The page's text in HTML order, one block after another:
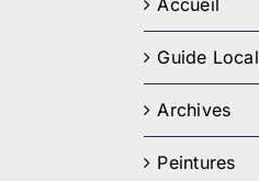
Accueil
Guide Local
Archives
Peintures